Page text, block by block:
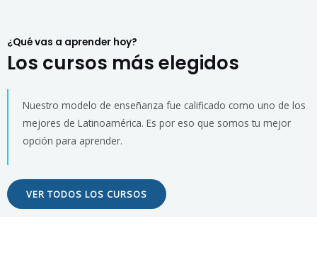
¿Qué vas a aprender hoy?
Los cursos más elegidos
Nuestro modelo de enseñanza fue calificado como uno de los
mejores de Latinoamérica. Es por eso que somos tu mejor
opción para aprender.
VER TODOS LOS CURSOS